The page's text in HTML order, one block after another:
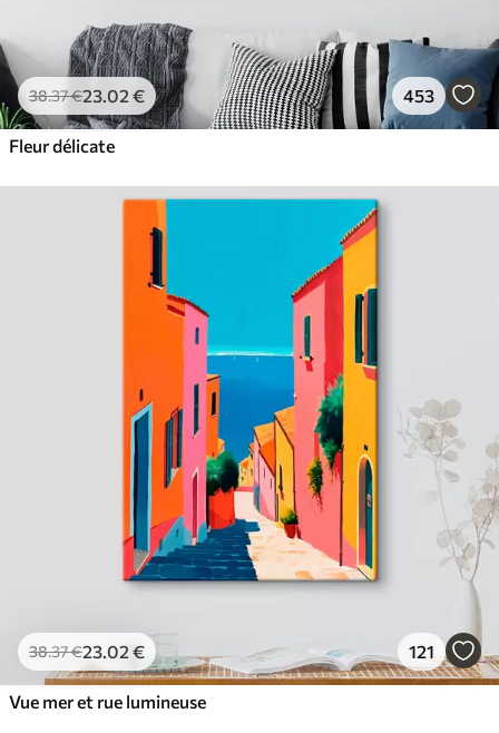
38.37€23.02 € 453
Fleur délicate
38.37€23.02 € 121
Vue mer et rue lumineuse